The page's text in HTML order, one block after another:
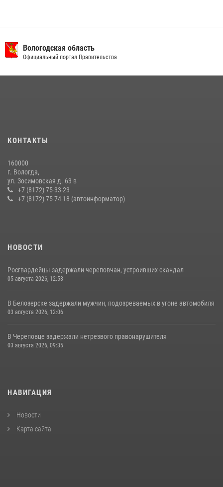
В Великом Устюге росгвардейцы задержали мужчин, устроивших
стрельбу
Росгвардии в Вологодской области
В Соколе росгвардейцы задержали двух нетрезвых мужчин,
угрожавших молодежи расправой
08 июля 2026, 07:52 1
Вологодская область
Официальный портал Правительства
КОНТАКТЫ
160000
г. Вологда,
ул. Зосимовская д. 63 в
+7 (8172) 75-33-23
+7 (8172) 75-74-18 (автоинформатор)
НОВОСТИ
Росгвардейцы задержали череповчан, устроивших скандал
05 августа 2026, 12:53
В Белозерске задержали мужчин, подозреваемых в угоне автомобиля
03 августа 2026, 12:06
В Череповце задержали нетрезвого правонарушителя
03 августа 2026, 09:35
НАВИГАЦИЯ
Новости
Карта сайта